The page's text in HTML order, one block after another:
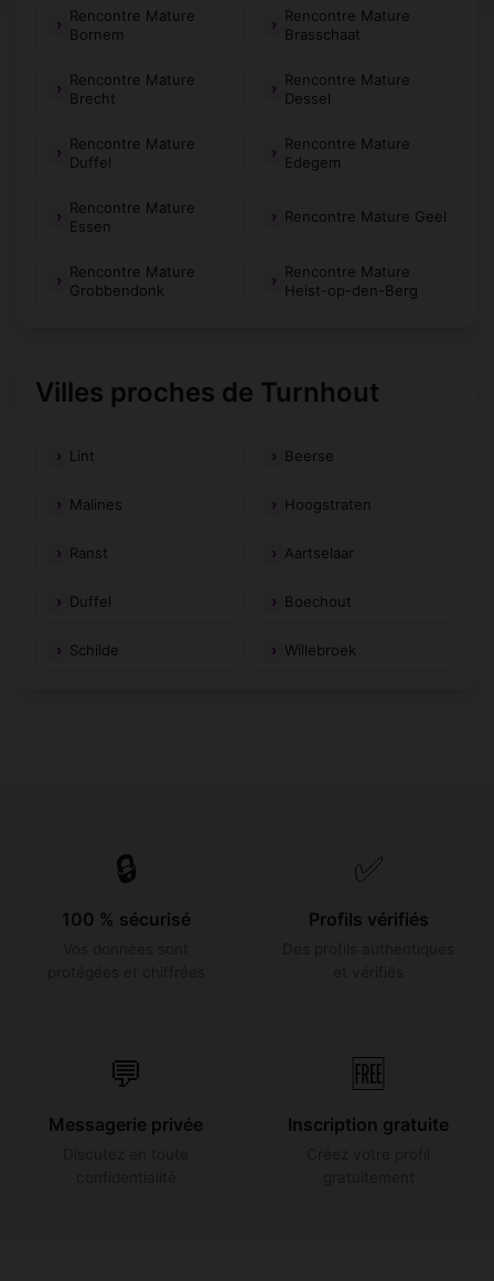
Rencontre Mature
Bornem
Rencontre Mature
Brasschaat
Rencontre Mature
Brecht
Rencontre Mature
Dessel
Rencontre Mature
Duffel
Rencontre Mature
Edegem
Rencontre Mature
Essen
Rencontre Mature Geel
Rencontre Mature
Grobbendonk
Rencontre Mature
Heist-op-den-Berg
Villes proches de Turnhout
Lint Beerse
Malines Hoogstraten
Ranst Aartselaar
Duffel Boechout
Schilde Willebroek
🔒
100 % sécurisé
✅
Profils vérifiés
💬
Messagerie privée
🆓
Inscription gratuite